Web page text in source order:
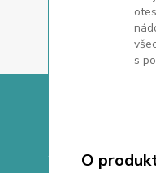
s
O